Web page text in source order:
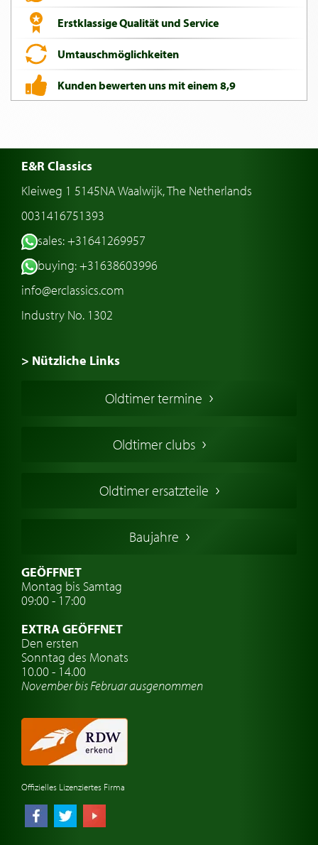
Erstklassige Qualität und Service
Umtauschmöglichkeiten
Kunden bewerten uns mit einem 8,9
E&R Classics
Kleiweg 1 5145NA Waalwijk, The Netherlands
0031416751393
sales: +31641269957
buying: +31638603996
info@erclassics.com
Industry No. 1302
> Nützliche Links
Oldtimers in Europa
Englische Oldtimer
Deutsche Oldtimer
Schwedische Oldtimer
Oldtimer mit h-kennzeichen
Auto Oldtimer Markt
Oldtimer-Versicherung
Oldtimer-Clubs
Oldtimer-Reisen
Automarken uhren
Oldtimer termine
Oldtimer clubs
Oldtimer ersatzteile
Baujahre
GEÖFFNET
Montag bis Samtag
09:00 - 17:00
EXTRA GEÖFFNET
Den ersten
Sonntag des Monats
10.00 - 14.00
November bis Februar ausgenommen
Offizielles Lizenziertes Firma